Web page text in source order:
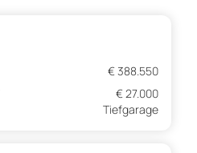
€ 388.550
€ 27.000
Tiefgarage